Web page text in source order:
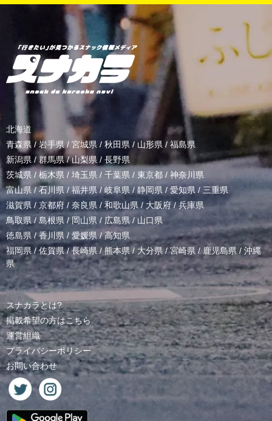
北海道
青森県 / 岩手県/ 宮城県 / 秋田県 / 山形県/ 福島県
新潟県 /群馬県/山梨県 / 長野県
茨城県 / 栃木県 / 埼玉県 / 千葉県 / 東京都 / 神奈川県
富山県 /石川県/福井県/岐阜県 / 静岡県 / 愛知県 / 三重県
滋賀県 / 京都府 / 奈良県 / 和歌山県/ 大阪府 /兵庫県
鳥取県/ 島根県 /岡山県/ 広島県 / 山口県
徳島県 /香川県 / 愛媛県/高知県
福岡県/佐賀県/長崎県 /熊本県/ 大分県/宮崎県 /鹿児島県 / 沖縄
県
スナカラとは?
掲載希望の方はこちら
運営組織
プライバシーポリシー
お問い合わせ